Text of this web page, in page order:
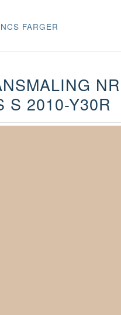
NCS FARGER
S 2010-Y30R